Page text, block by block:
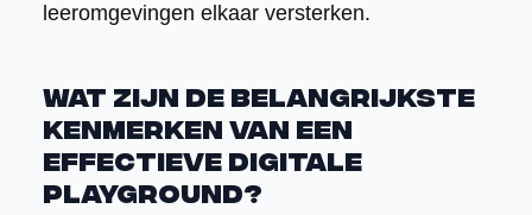
leeromgevingen elkaar versterken.
Wat zijn de belangrijkste
kenmerken van een
effectieve digitale
playground?